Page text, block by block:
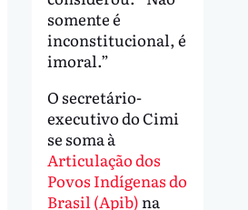
somente é
inconstitucional, é
imoral.”
O secretário-
executivo do Cimi
se soma à
Articulação dos
Povos Indígenas do
Brasil (Apib) na